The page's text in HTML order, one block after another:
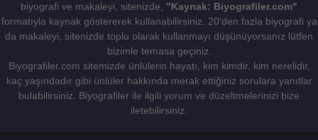
biyografi ve makaleyi, sitenizde, "Kaynak: Biyografiler.com"
formatıyla kaynak göstererek kullanabilirsiniz. 20'den fazla biyografi ya
da makaleyi, sitenizde toplu olarak kullanmayı düşünüyorsanız lütfen
bizimle temasa geçiniz.
Biyografiler.com sitemizde ünlülerin hayatı, kim kimdir, kim nerelidir,
kaç yaşındadır gibi ünlüler hakkında merak ettiğiniz sorulara yanıtlar
bulabilirsiniz. Biyografiler ile ilgili yorum ve düzeltmelerinizi bize
iletebilirsiniz.